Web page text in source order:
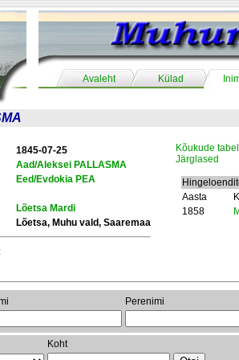
Avaleht Külad
1845-07-25
Aad/Aleksei PALLASMA
Eed/Evdokia PEA
Lõetsa Mardi
Lõetsa, Muhu vald, Saaremaa
Kõukude tabel
Järglased
Aasta
1858
Perenimi
Koht